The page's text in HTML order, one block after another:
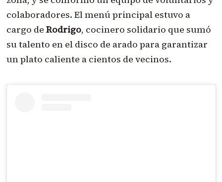
colaboradores. El menú principal estuvo a
cargo de Rodrigo, cocinero solidario que sumó
su talento en el disco de arado para garantizar
un plato caliente a cientos de vecinos.